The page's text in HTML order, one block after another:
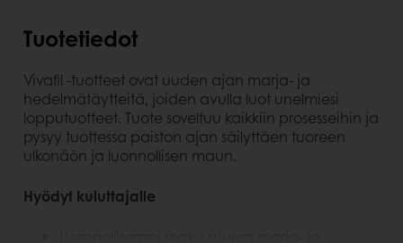
Tuotetiedot
Vivafil -tuotteet ovat uuden ajan marja- ja
hedelmätäytteitä, joiden avulla luot unelmiesi
lopputuotteet. Tuote soveltuu kaikkiin prosesseihin ja
pysyy tuottessa paiston ajan säilyttäen tuoreen
ulkonäön ja luonnollisen maun.
Hyödyt kuluttajalle